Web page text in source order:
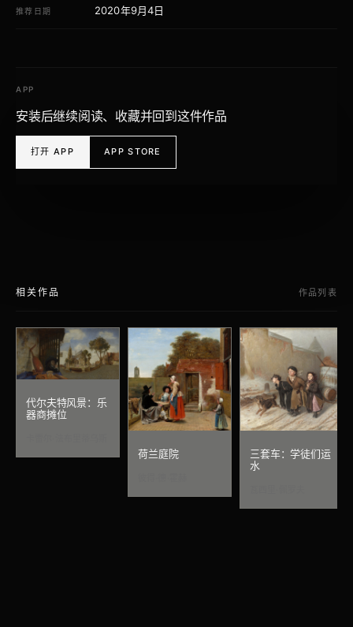
推荐日期 2020年9月4日
APP
安装后继续阅读、收藏并回到这件作品
打开 APP APP STORE
相关作品 作品列表
代尔夫特风景：乐
器商摊位
荷兰庭院
三套车：学徒们运
水